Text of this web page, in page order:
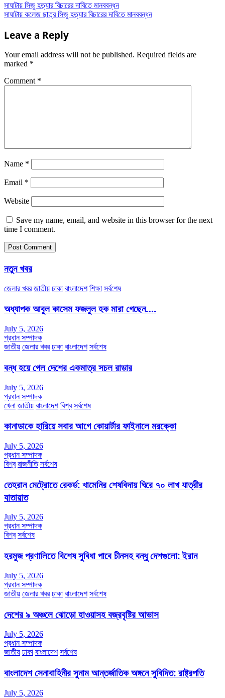
সাঘাটায় সিজু হত্যার বিচারের দাবিতে মানববন্ধন
সাঘাটায় কলেজ ছাত্র সিজু হত্যার বিচারের দাবিতে মানববন্ধন
Leave a Reply
Your email address will not be published. Required fields are
marked *
Comment *
Name *
Email *
Website
Save my name, email, and website in this browser for the next
time I comment.
নতুন খবর
জেলার খবর জাতীয় ঢাকা বাংলাদেশ শিক্ষা সর্বশেষ
অধ্যাপক আবুল কাসেম ফজলুল হক মারা গেছেন….
July 5, 2026
প্রধান সম্পাদক
জাতীয় জেলার খবর ঢাকা বাংলাদেশ সর্বশেষ
বন্ধ হয়ে গেল দেশের একমাত্র সচল রাডার
July 5, 2026
প্রধান সম্পাদক
খেলা জাতীয় বাংলাদেশ বিশ্ব সর্বশেষ
কানাডাকে হারিয়ে সবার আগে কোয়ার্টার ফাইনালে মরক্কো
July 5, 2026
প্রধান সম্পাদক
বিশ্ব রাজনীতি সর্বশেষ
তেহরান মেট্রোতে রেকর্ড: খামেনির শেষবিদায় ঘিরে ৭০ লাখ যাত্রীর
যাতায়াত
July 5, 2026
প্রধান সম্পাদক
বিশ্ব সর্বশেষ
হরমুজ প্রণালিতে বিশেষ সুবিধা পাবে চীনসহ বন্ধু দেশগুলো: ইরান
July 5, 2026
প্রধান সম্পাদক
জাতীয় জেলার খবর ঢাকা বাংলাদেশ সর্বশেষ
দেশের ৯ অঞ্চলে ঝোড়ো হাওয়াসহ বজ্রবৃষ্টির আভাস
July 5, 2026
প্রধান সম্পাদক
জাতীয় ঢাকা বাংলাদেশ সর্বশেষ
বাংলাদেশ সেনাবাহিনীর সুনাম আন্তর্জাতিক অঙ্গনে সুবিদিত: রাষ্ট্রপতি
July 5, 2026